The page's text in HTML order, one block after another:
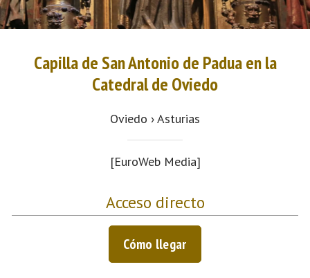
Capilla de San Antonio de Padua en la
Catedral de Oviedo
Oviedo › Asturias
[EuroWeb Media]
Acceso directo
Cómo llegar